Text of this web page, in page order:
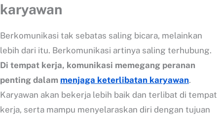
karyawan
Berkomunikasi tak sebatas saling bicara, melainkan
lebih dari itu. Berkomunikasi artinya saling terhubung.
Di tempat kerja, komunikasi memegang peranan
penting dalam menjaga keterlibatan karyawan.
Karyawan akan bekerja lebih baik dan terlibat di tempat
kerja, serta mampu menyelaraskan diri dengan tujuan